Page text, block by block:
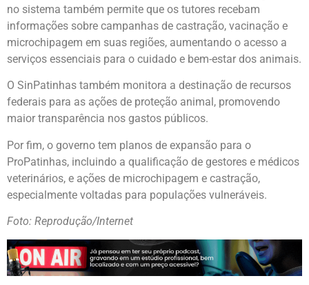
no sistema também permite que os tutores recebam
informações sobre campanhas de castração, vacinação e
microchipagem em suas regiões, aumentando o acesso a
serviços essenciais para o cuidado e bem-estar dos animais.
O SinPatinhas também monitora a destinação de recursos
federais para as ações de proteção animal, promovendo
maior transparência nos gastos públicos.
Por fim, o governo tem planos de expansão para o
ProPatinhas, incluindo a qualificação de gestores e médicos
veterinários, e ações de microchipagem e castração,
especialmente voltadas para populações vulneráveis.
Foto: Reprodução/Internet